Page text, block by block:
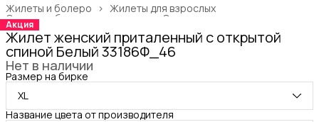
Жилеты для взрослых
Жилеты и болеро ›
Одежда для взрослых
Одежда, обувь и аксессуары ›
Главная
Акция
Жилет женский приталенный с открытой
спиной Белый 33186Ф_46
Нет в наличии
Размер на бирке
XL
Название цвета от производителя